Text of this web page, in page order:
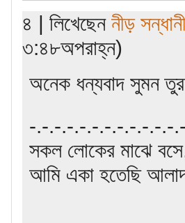
৪ | লিখেছেন নীড় সন্ধানী
৩:৪৮অপরাহ্ন)
অনেক ধন্যবাদ সুমন
‍‌-.-.-.-.-.-.-.-.-.-.-.-
সকল লোকের মাঝে
আমি একা হতেছি